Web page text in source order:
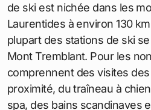
de ski est nichée dans les
Laurentides à environ 130
plupart des stations de ski
Mont Tremblant. Pour les
comprennent des visites
proximité, du traîneau à
spa, des bains scandinaves